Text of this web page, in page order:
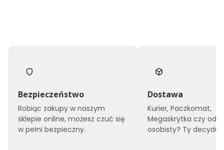
Bezpieczeństwo
Robiąc zakupy w naszym
sklepie online, możesz czuć się
w pełni bezpieczny.
Dostawa
Kurier, Paczkomat,
Megaskrytka czy
osobisty? Ty